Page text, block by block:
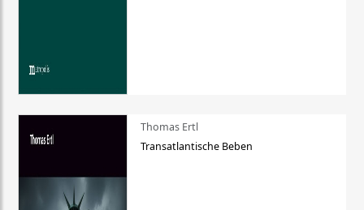
Thomas Ertl
Transatlantische Beben